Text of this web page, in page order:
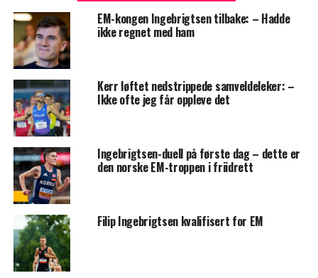
EM-kongen Ingebrigtsen tilbake: – Hadde
ikke regnet med ham
Kerr løftet nedstrippede samveldeleker: –
Ikke ofte jeg får oppleve det
Ingebrigtsen-duell på første dag – dette er
den norske EM-troppen i friidrett
Filip Ingebrigtsen kvalifisert for EM